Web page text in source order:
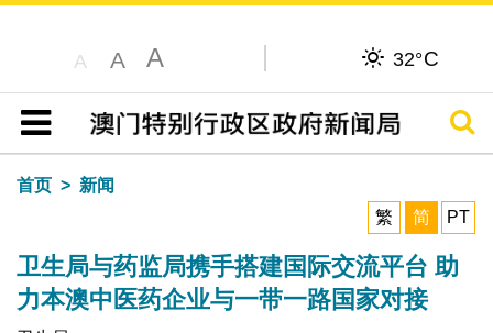
A A A 32°C
目录
搜寻
首页
新闻
繁
简 PT
卫生局与药监局携手搭建国际交流平台 助
力本澳中医药企业与一带一路国家对接